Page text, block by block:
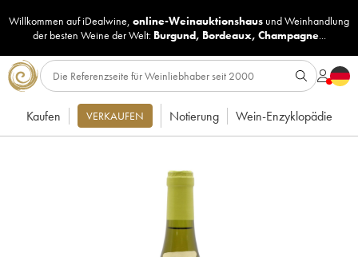
Willkommen auf iDealwine, online-Weinauktionshaus undWeinhandlung
der besten Weine der Welt: Burgund, Bordeaux, Champagne...
Kaufen VERKAUFEN Notierung Wein-Enzyklopädie